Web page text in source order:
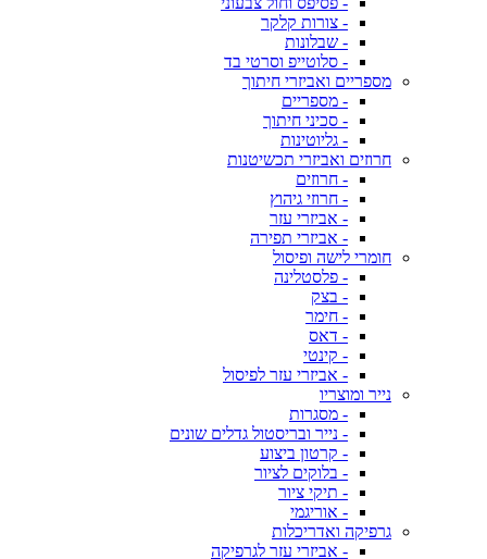
- צורות קלקר
- שבלונות
- סלוטייפ וסרטי בד
מספריים ואביזרי חיתוך
- מספריים
- סכיני חיתוך
- גליוטינות
חרוזים ואביזרי תכשיטנות
- חרוזים
- חרוזי גיהוץ
- אביזרי עזר
- אביזרי תפירה
חומרי לישה ופיסול
- פלסטלינה
- בצק
- חימר
- דאס
- קינטי
- אביזרי עזר לפיסול
נייר ומוצריו
- מסגרות
- נייר ובריסטול גדלים שונים
- קרטון ביצוע
- בלוקים לציור
- תיקי ציור
- אוריגמי
גרפיקה ואדריכלות
- אביזרי עזר לגרפיקה